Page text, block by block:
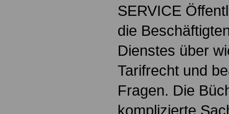
SERVICE
die
Dienstes über
Tarifrecht und
Fragen. Die
komplizierte